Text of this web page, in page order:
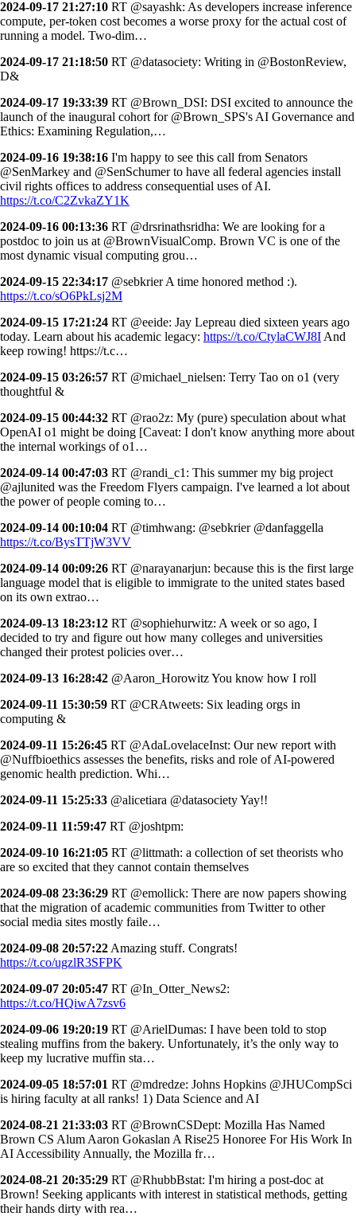
2024-09-17 21:27:10 RT @sayashk: As developers increase inference
compute, per-token cost becomes a worse proxy for the actual cost of
running a model. Two-dim…
2024-09-17 21:18:50 RT @datasociety: Writing in @BostonReview,
D&
2024-09-17 19:33:39 RT @Brown_DSI: DSI excited to announce the
launch of the inaugural cohort for @Brown_SPS's AI Governance and
Ethics: Examining Regulation,…
2024-09-16 19:38:16 I'm happy to see this call from Senators
@SenMarkey and @SenSchumer to have all federal agencies install
civil rights offices to address consequential uses of AI.
https://t.co/C2ZvkaZY1K
2024-09-16 00:13:36 RT @drsrinathsridha: We are looking for a
postdoc to join us at @BrownVisualComp. Brown VC is one of the
most dynamic visual computing grou…
2024-09-15 22:34:17 @sebkrier A time honored method :).
https://t.co/sO6PkLsj2M
2024-09-15 17:21:24 RT @eeide: Jay Lepreau died sixteen years ago
today. Learn about his academic legacy: https://t.co/CtylaCWJ8I And
keep rowing! https://t.c…
2024-09-15 03:26:57 RT @michael_nielsen: Terry Tao on o1 (very
thoughtful &
2024-09-15 00:44:32 RT @rao2z: My (pure) speculation about what
OpenAI o1 might be doing [Caveat: I don't know anything more about
the internal workings of o1…
2024-09-14 00:47:03 RT @randi_c1: This summer my big project
@ajlunited was the Freedom Flyers campaign. I've learned a lot about
the power of people coming to…
2024-09-14 00:10:04 RT @timhwang: @sebkrier @danfaggella
https://t.co/BysTTjW3VV
2024-09-14 00:09:26 RT @narayanarjun: because this is the first large
language model that is eligible to immigrate to the united states based
on its own extrao…
2024-09-13 18:23:12 RT @sophiehurwitz: A week or so ago, I
decided to try and figure out how many colleges and universities
changed their protest policies over…
2024-09-13 16:28:42 @Aaron_Horowitz You know how I roll
2024-09-11 15:30:59 RT @CRAtweets: Six leading orgs in
computing &
2024-09-11 15:26:45 RT @AdaLovelaceInst: Our new report with
@Nuffbioethics assesses the benefits, risks and role of AI-powered
genomic health prediction. Whi…
2024-09-11 15:25:33 @alicetiara @datasociety Yay!!
2024-09-11 11:59:47 RT @joshtpm:
2024-09-10 16:21:05 RT @littmath: a collection of set theorists who
are so excited that they cannot contain themselves
2024-09-08 23:36:29 RT @emollick: There are now papers showing
that the migration of academic communities from Twitter to other
social media sites mostly faile…
2024-09-08 20:57:22 Amazing stuff. Congrats!
https://t.co/ugzlR3SFPK
2024-09-07 20:05:47 RT @In_Otter_News2:
https://t.co/HQiwA7zsv6
2024-09-06 19:20:19 RT @ArielDumas: I have been told to stop
stealing muffins from the bakery. Unfortunately, it’s the only way to
keep my lucrative muffin sta…
2024-09-05 18:57:01 RT @mdredze: Johns Hopkins @JHUCompSci
is hiring faculty at all ranks! 1) Data Science and AI
2024-08-21 21:33:03 RT @BrownCSDept: Mozilla Has Named
Brown CS Alum Aaron Gokaslan A Rise25 Honoree For His Work In
AI Accessibility Annually, the Mozilla fr…
2024-08-21 20:35:29 RT @RhubbBstat: I'm hiring a post-doc at
Brown! Seeking applicants with interest in statistical methods, getting
their hands dirty with rea…